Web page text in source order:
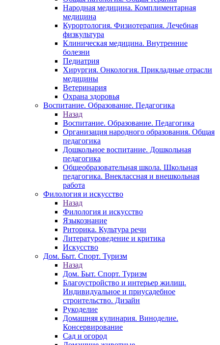
Народная медицина. Комплиментарная
медицина
Курортология. Физиотерапия. Лечебная
физкультура
Клиническая медицина. Внутренние
болезни
Педиатрия
Хирургия. Онкология. Прикладные отрасли
медицины
Ветеринария
Охрана здоровья
Воспитание. Образование. Педагогика
Назад
Воспитание. Образование. Педагогика
Организация народного образования. Общая
педагогика
Дошкольное воспитание. Дошкольная
педагогика
Общеобразовательная школа. Школьная
педагогика. Внеклассная и внешкольная
работа
Филология и искусство
Назад
Филология и искусство
Языкознание
Риторика. Культура речи
Литературоведение и критика
Искусство
Дом. Быт. Спорт. Туризм
Назад
Дом. Быт. Спорт. Туризм
Благоустройство и интерьер жилищ.
Индивидуальное и приусадебное
строительство. Дизайн
Рукоделие
Домашняя кулинария. Виноделие.
Консервирование
Сад и огород